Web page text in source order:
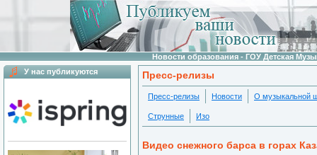
Новости образования - ГОУ Детская
У нас публикуются
Пресс-релизы
Пресс-релизы Новости О музыкальной
Струнные Изо
Видео снежного барса в горах